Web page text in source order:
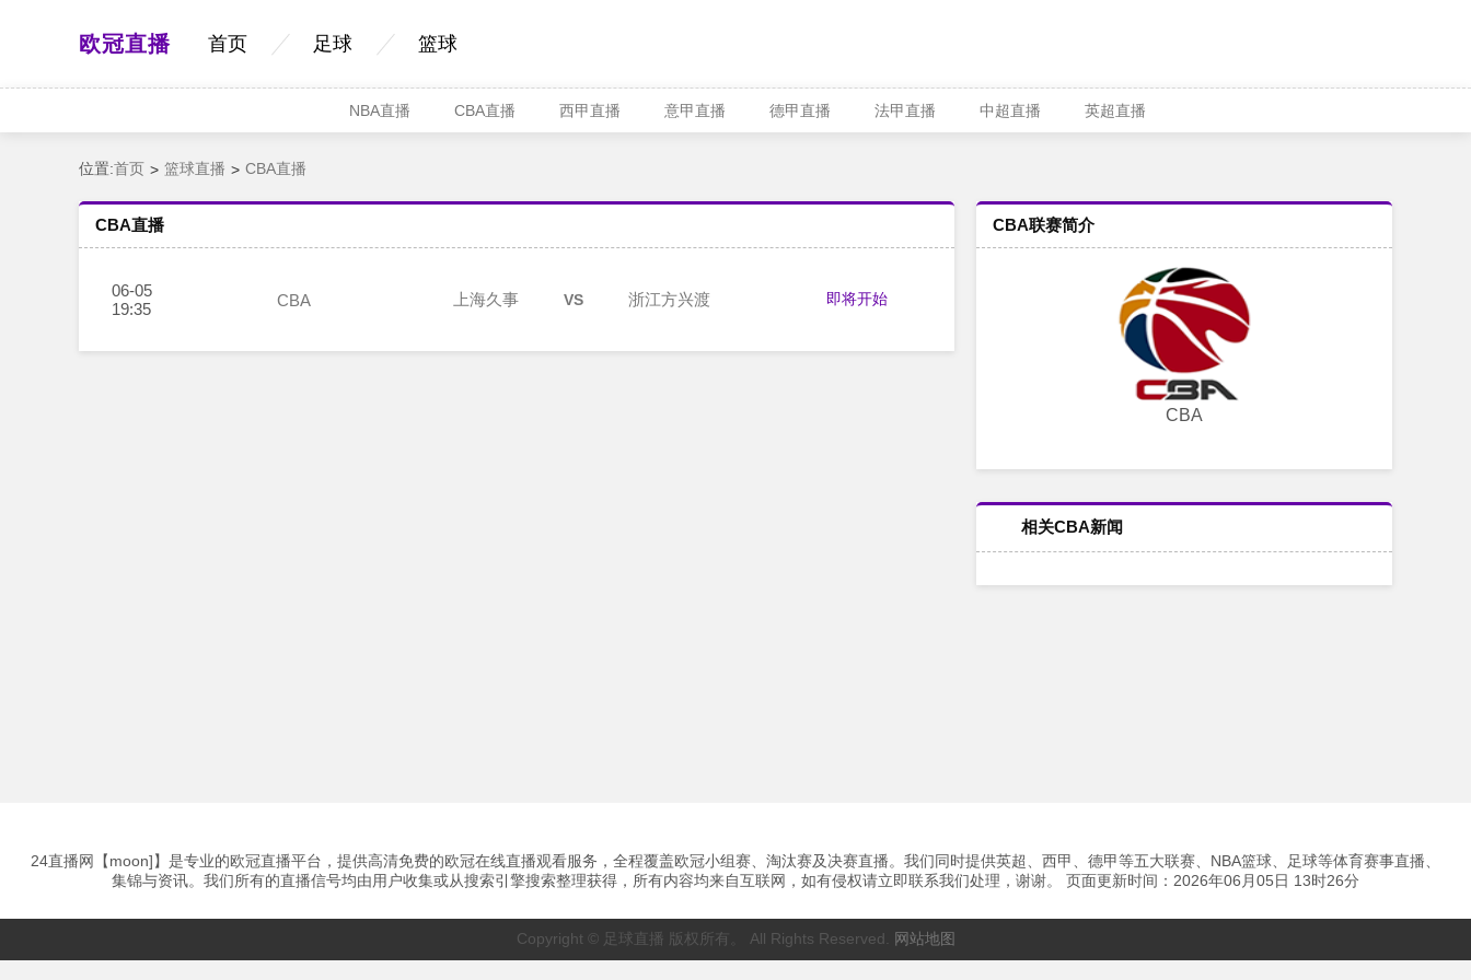
欧冠直播 首页 足球 篮球
NBA直播 CBA直播 西甲直播 意甲直播 德甲直播 法甲直播 中超直播 英超直播
位置:首页 篮球直播 CBA直播
CBA直播
06-05
19:35
CBA 上海久事 VS 浙江方兴渡 即将开始
CBA联赛简介
CBA
相关CBA新闻
24直播网【moon]】是专业的欧冠直播平台，提供高清免费的欧冠在线直播观看服务，全程覆盖欧冠小组赛、淘汰赛及决赛直播。我们同时提供英超、西甲、德甲等五大联赛、NBA篮球、足球等体育赛事直播、
集锦与资讯。我们所有的直播信号均由用户收集或从搜索引擎搜索整理获得，所有内容均来自互联网，如有侵权请立即联系我们处理，谢谢。 页面更新时间：2026年06月05日 13时26分
Copyright © 足球直播 版权所有。 All Rights Reserved. 网站地图